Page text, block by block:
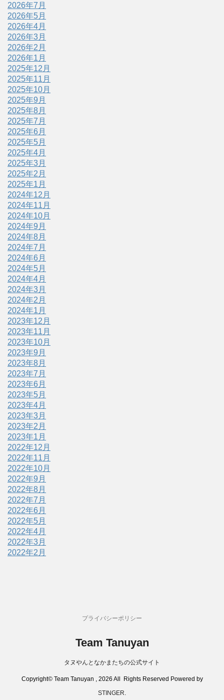
2026年7月
2026年5月
2026年4月
2026年3月
2026年2月
2026年1月
2025年12月
2025年11月
2025年10月
2025年9月
2025年8月
2025年7月
2025年6月
2025年5月
2025年4月
2025年3月
2025年2月
2025年1月
2024年12月
2024年11月
2024年10月
2024年9月
2024年8月
2024年7月
2024年6月
2024年5月
2024年4月
2024年3月
2024年2月
2024年1月
2023年12月
2023年11月
2023年10月
2023年9月
2023年8月
2023年7月
2023年6月
2023年5月
2023年4月
2023年3月
2023年2月
2023年1月
2022年12月
2022年11月
2022年10月
2022年9月
2022年8月
2022年7月
2022年6月
2022年5月
2022年4月
2022年3月
2022年2月
プライバシーポリシー
Team Tanuyan
タヌやんとなかまたちの公式サイト
Copyright© Team Tanuyan , 2026 All Rights Reserved Powered by
STINGER